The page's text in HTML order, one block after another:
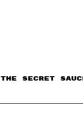
THE SECRET